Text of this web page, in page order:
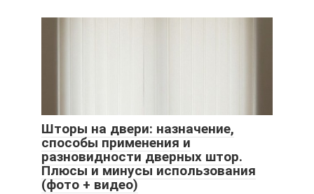
Шторы на двери: назначение,
способы применения и
разновидности дверных штор.
Плюсы и минусы использования
(фото + видео)